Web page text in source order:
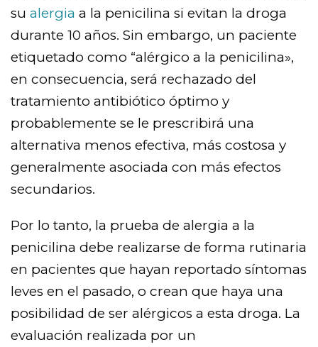
su alergia a la penicilina si evitan la droga
durante 10 años. Sin embargo, un paciente
etiquetado como “alérgico a la penicilina»,
en consecuencia, será rechazado del
tratamiento antibiótico óptimo y
probablemente se le prescribirá una
alternativa menos efectiva, más costosa y
generalmente asociada con más efectos
secundarios.
Por lo tanto, la prueba de alergia a la
penicilina debe realizarse de forma rutinaria
en pacientes que hayan reportado síntomas
leves en el pasado, o crean que haya una
posibilidad de ser alérgicos a esta droga. La
evaluación realizada por un